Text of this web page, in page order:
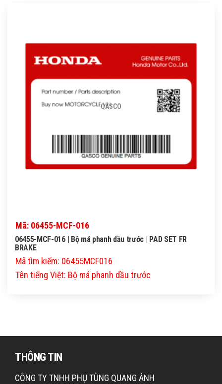
QASCO
Mã: 06455-MCF-016
06455-MCF-016 | Bộ má phanh dầu trước | PAD SET FR
BRAKE
Mã tìm kiếm: 06455MCF016
Tên tiếng Việt: Bộ má phanh dầu trước
THÔNG TIN
CÔNG TY TNHH PHỤ TÙNG QUANG ÁNH